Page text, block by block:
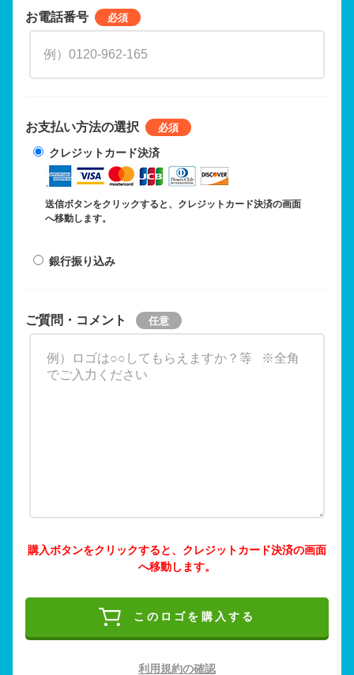
お電話番号
お支払い方法の選択
クレジットカード決済
送信ボタンをクリックすると、クレジットカード決済の画面
へ移動します。
銀行振り込み
ご質問・コメント
購入ボタンをクリックすると、クレジットカード決済の画面
へ移動します。
このロゴを購入する
利用規約の確認